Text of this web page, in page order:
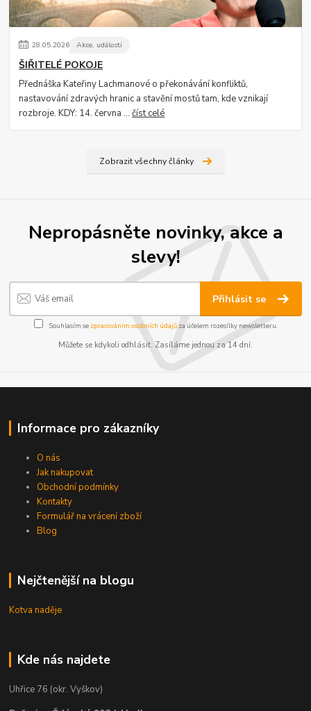
28.05.2026 Akce, události
ŠIŘITELÉ POKOJE
Přednáška Kateřiny Lachmanové o překonávání konfliktů,
nastavování zdravých hranic a stavění mostů tam, kde vznikají
rozbroje. KDY: 14. června ...číst celé
Zobrazit všechny články
Nepropásněte novinky, akce a
slevy!
Přihlásit se
Souhlasím se zpracováním osobních údajůza účelem rozesílky newsletteru.
Můžete se kdykoli odhlásit. Zasíláme jednou za 14 dní.
Informace pro zákazníky
O nás
Jak nakupovat
Obchodní podmínky
Kontakty
Formulář na vrácení zboží
Blog
Nejčtenější na blogu
Kotva naděje
Kde nás najdete
Uhřice 76 (okr. Vyškov)